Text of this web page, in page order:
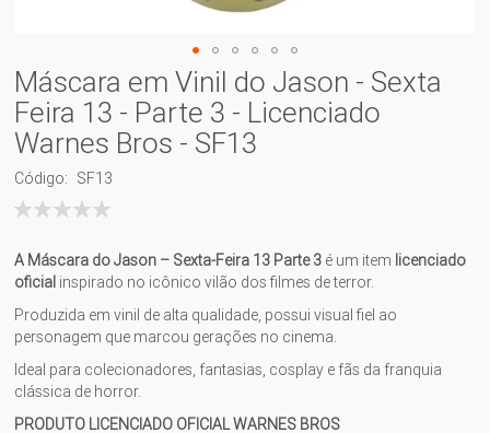
Máscara em Vinil do Jason - Sexta
Feira 13 - Parte 3 - Licenciado
Warnes Bros - SF13
Código
SF13
Classificação:
A Máscara do Jason – Sexta-Feira 13 Parte 3 é um item licenciado
oficial inspirado no icônico vilão dos filmes de terror.
Produzida em vinil de alta qualidade, possui visual fiel ao
personagem que marcou gerações no cinema.
Ideal para colecionadores, fantasias, cosplay e fãs da franquia
clássica de horror.
PRODUTO LICENCIADO OFICIAL WARNES BROS